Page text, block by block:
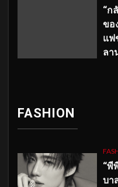
“ก
ขอ
แฟ
ลา
FASHION
“พี
บา